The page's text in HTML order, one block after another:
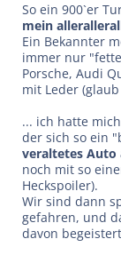
So ein 900`er
mein
Ein Bekannter
immer nur
Porsche, Audi
mit Leder
... ich hatte
der sich so ein
veraltetes Auto
noch mit so
Heckspoiler).
Wir sind dann
gefahren, und
davon